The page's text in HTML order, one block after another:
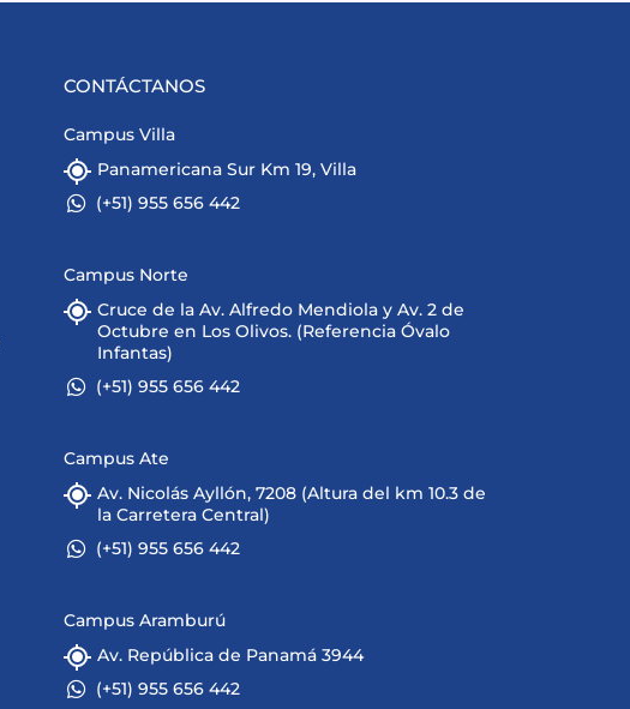
CONTÁCTANOS
Campus Villa
Panamericana Sur Km 19, Villa
(+51) 955 656 442
Campus Norte
Cruce de la Av. Alfredo Mendiola y Av. 2 de
Octubre en Los Olivos. (Referencia Óvalo
Infantas)
(+51) 955 656 442
Campus Ate
Av. Nicolás Ayllón, 7208 (Altura del km 10.3 de
la Carretera Central)
(+51) 955 656 442
Campus Aramburú
Av. República de Panamá 3944
(+51) 955 656 442